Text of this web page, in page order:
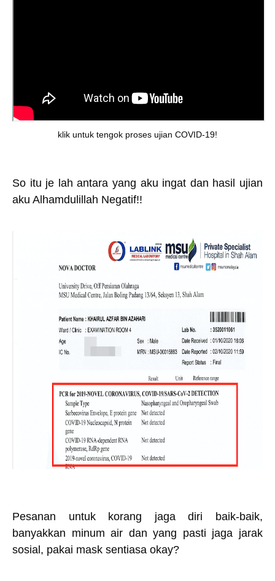
klik untuk tengok proses ujian COVID-19!
So itu je lah antara yang aku ingat dan hasil ujian
aku Alhamdulillah Negatif!!
Pesanan untuk korang jaga diri baik-baik,
banyakkan minum air dan yang pasti jaga jarak
sosial, pakai mask sentiasa okay?